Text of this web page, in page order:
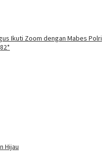
Ikuti Zoom dengan Mabes Polri
Hijau